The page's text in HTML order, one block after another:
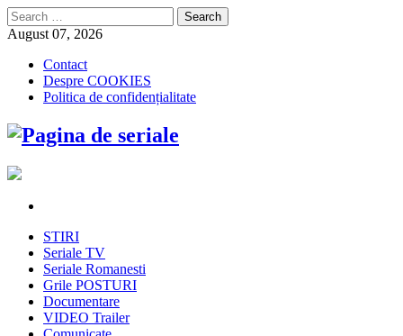
Search
for:
August 07, 2026
Contact
Despre COOKIES
Politica de confidențialitate
STIRI
Seriale TV
Seriale Romanesti
Grile POSTURI
Documentare
VIDEO Trailer